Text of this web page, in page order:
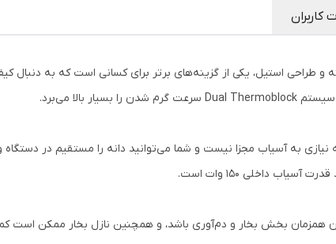
کاربران
و طراحی استیل، یکی از گزینه‌های برتر برای کسانی است که به دنبال
به آسیاب مجزا نیست و شما می‌توانید دانه را مستقیم در
داخلی ۱۵۰ وات است.
همزمان بخش بخار و دم‌آوری باشد، و همچنین نازل بخار ممکن است